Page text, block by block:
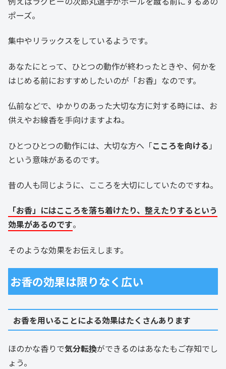
ポーズ。
集中やリラックスをしているようです。
あなたにとって、ひとつの動作が終わったときや、何かを
はじめる前におすすめしたいのが「お香」なのです。
仏前などで、ゆかりのあった大切な方に対する時には、お
供えやお線香を手向けますよね。
ひとつひとつの動作には、大切な方へ「こころを向ける 」
という意味があるのです。
昔の人も同じように、こころを大切にしていたのですね。
「お香」にはこころを落ち着けたり、整えたりするという
効果があるのです。
そのような効果をお伝えします。
お香の効果は限りなく広い
お香を用いることによる効果はたくさんあります
ほのかな香りで気分転換ができるのはあなたもご存知でし
ょう。